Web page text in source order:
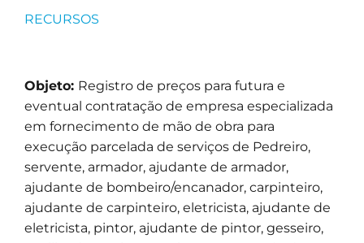
RECURSOS
Objeto: Registro de preços para futura e
eventual contratação de empresa especializada
em fornecimento de mão de obra para
execução parcelada de serviços de Pedreiro,
servente, armador, ajudante de armador,
ajudante de bombeiro/encanador, carpinteiro,
ajudante de carpinteiro, eletricista, ajudante de
eletricista, pintor, ajudante de pintor, gesseiro,